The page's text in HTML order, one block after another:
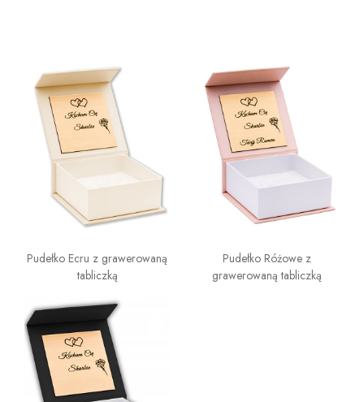
Pudełko Ecru z grawerowaną
tabliczką
Pudełko Różowe z
grawerowaną tabliczką